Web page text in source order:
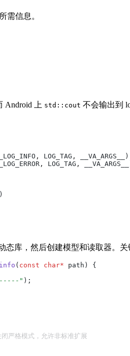
需信息。
Android 上 std::cout 不会输出到
, LOG_TAG ,
__VA_ARGS__)
, LOG_TAG ,
态库，然后创建模型和读取器。关
( const char* path) {
" );
严格模式，允许非标准扩展